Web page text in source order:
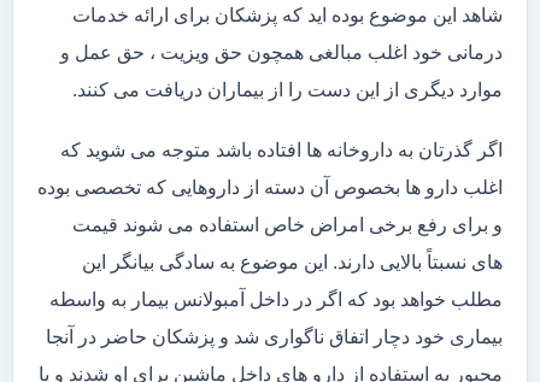
شاهد این موضوع بوده اید که پزشکان برای ارائه خدمات
درمانی خود اغلب مبالغی همچون حق ویزیت ، حق عمل و
موارد دیگری از این دست را از بیماران دریافت می کنند.
اگر گذرتان به داروخانه ها افتاده باشد متوجه می شوید که
اغلب دارو ها بخصوص آن دسته از داروهایی که تخصصی بوده
و برای رفع برخی امراض خاص استفاده می شوند قیمت
های نسبتاً بالایی دارند. این موضوع به سادگی بیانگر این
مطلب خواهد بود که اگر در داخل آمبولانس بیمار به واسطه
بیماری خود دچار اتفاق ناگواری شد و پزشکان حاضر در آنجا
مجبور به استفاده از دارو های داخل ماشین برای او شدند و یا